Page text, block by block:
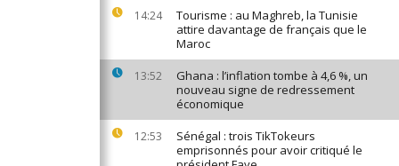
14:24
Tourisme : au Maghreb, la Tunisie
attire davantage de français que le
Maroc
13:52
Ghana : l’inflation tombe à 4,6 %, un
nouveau signe de redressement
économique
12:53
Sénégal : trois TikTokeurs
emprisonnés pour avoir critiqué le